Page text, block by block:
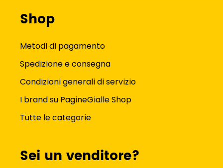
Shop
Metodi di pagamento
Spedizione e consegna
Condizioni generali di servizio
I brand su PagineGialle Shop
Tutte le categorie
Sei un venditore?